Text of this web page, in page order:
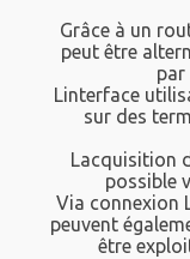
Grâce à un
peut être
Linterface
sur des
Lacquisition
possible
Via connexion
peuvent
être